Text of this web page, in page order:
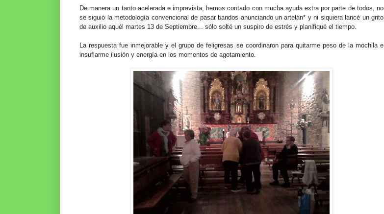
De manera un tanto acelerada e imprevista, hemos contado con mucha ayuda extra por parte de todos, no
se siguió la metodología convencional de pasar bandos anunciando un artelán* y ni siquiera lancé un grito
de auxilio aquél martes 13 de Septiembre... sólo solté un suspiro de estrés y planifiqué el tiempo.
La respuesta fue inmejorable y el grupo de feligresas se coordinaron para quitarme peso de la mochila e
insuflarme ilusión y energía en los momentos de agotamiento.